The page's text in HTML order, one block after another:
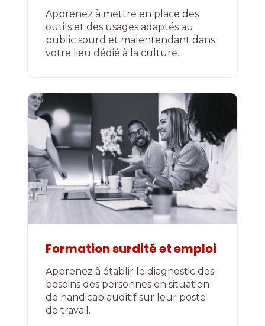
Apprenez à mettre en place des
outils et des usages adaptés au
public sourd et malentendant dans
votre lieu dédié à la culture.
Formation surdité et emploi
Apprenez à établir le diagnostic des
besoins des personnes en situation
de handicap auditif sur leur poste
de travail.